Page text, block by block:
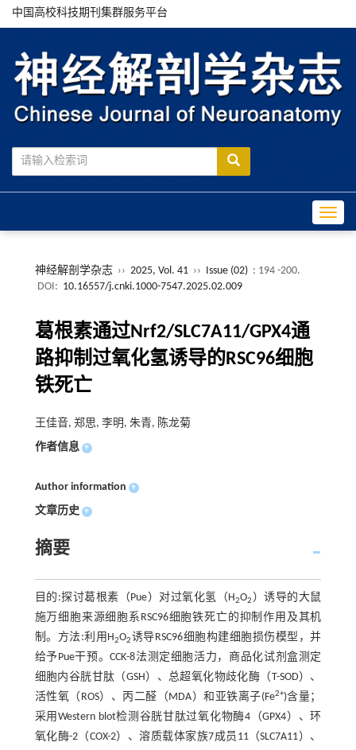
中国高校科技期刊集群服务平台
神经解剖学杂志 ›› 2025, Vol. 41 ›› Issue (02) : 194 -200.
DOI: 10.16557/j.cnki.1000-7547.2025.02.009
葛根素通过Nrf2/SLC7A11/GPX4通
路抑制过氧化氢诱导的RSC96细胞
铁死亡
王佳音, 郑思, 李明, 朱青, 陈龙菊
作者信息 +
Author information +
文章历史 +
摘要
目的:探讨葛根素（Pue）对过氧化氢（H2O2 ）诱导的大鼠
施万细胞来源细胞系RSC96细胞铁死亡的抑制作用及其机
制。方法:利用H2O2诱导RSC96细胞构建细胞损伤模型，并
给予Pue干预。CCK-8法测定细胞活力，商品化试剂盒测定
细胞内谷胱甘肽（GSH）、总超氧化物歧化酶（T-SOD）、
活性氧（ROS）、丙二醛（MDA）和亚铁离子(Fe2+)含量；
采用Western blot检测谷胱甘肽过氧化物酶4（GPX4）、环
氧化酶-2（COX-2）、溶质载体家族7成员11（SLC7A11）、